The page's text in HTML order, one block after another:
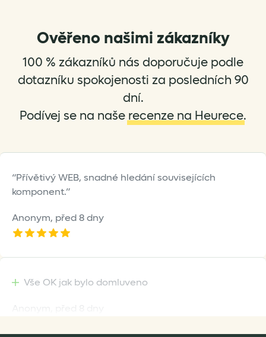
Ověřeno našimi zákazníky
100 % zákazníků nás doporučuje podle
dotazníku spokojenosti za posledních 90
dní.
Podívej se na naše recenze na Heurece.
Přívětivý WEB, snadné hledání souvisejících
komponent.
Anonym, před 8 dny
Vše OK jak bylo domluveno